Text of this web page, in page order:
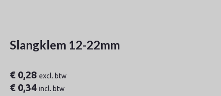
Slangklem 12-22mm
€ 0,28 excl. btw
€ 0,34 incl. btw